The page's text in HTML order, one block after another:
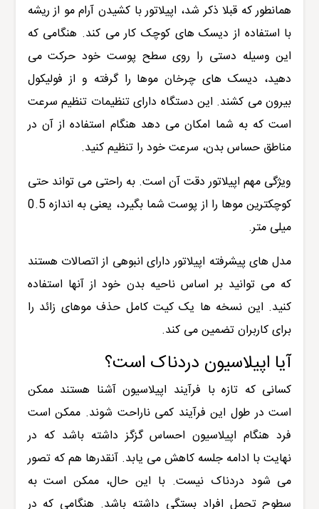
همانطور که قبلا ذکر شد، اپیلاتور با کشیدن آرام مو از ریشه
با استفاده از دیسک های کوچک کار می کند. هنگامی که
این وسیله دستی را روی سطح پوست خود حرکت می
دهید، دیسک های چرخان موها را گرفته و از فولیکول
بیرون می کشند. این دستگاه دارای تنظیمات تنظیم سرعت
است که به شما امکان می دهد هنگام استفاده از آن در
مناطق حساس بدن، سرعت خود را تنظیم کنید.
ویژگی مهم اپیلاتور دقت آن است. به راحتی می تواند حتی
کوچکترین موها را از پوست شما بگیرد، یعنی به اندازه 0.5
میلی متر.
مدل های پیشرفته اپیلاتور دارای انبوهی از اتصالات هستند
که می توانید بر اساس ناحیه بدن خود از آنها استفاده
کنید. این نسخه ها یک کیت کامل حذف موهای زائد را
برای کاربران تضمین می کند.
آیا اپیلاسیون دردناک است؟
کسانی که تازه با فرآیند اپیلاسیون آشنا هستند ممکن
است در طول این فرآیند کمی ناراحت شوند. ممکن است
فرد هنگام اپیلاسیون احساس گزگز داشته باشد که در
نهایت با ادامه جلسه کاهش می یابد. آنقدرها هم که تصور
می شود دردناک نیست. با این حال، ممکن است به
سطوح تحمل افراد بستگی داشته باشد. هنگامی که در